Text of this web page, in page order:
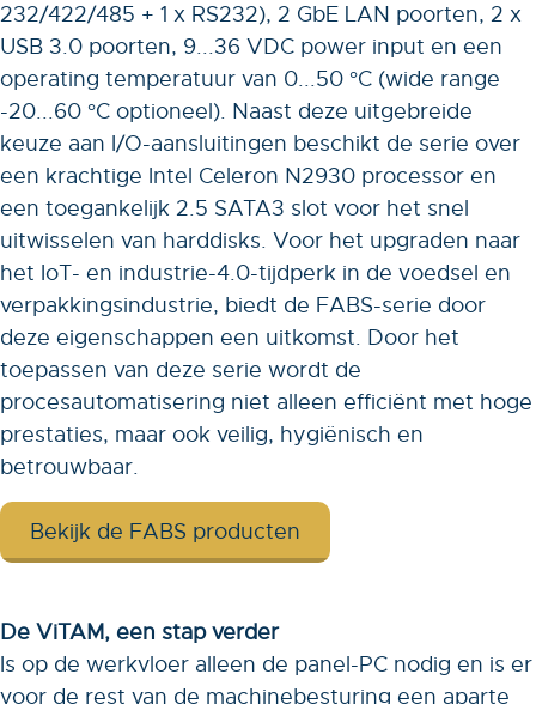
232/422/485 + 1 x RS232), 2 GbE LAN poorten, 2 x
USB 3.0 poorten, 9...36 VDC power input en een
operating temperatuur van 0...50 °C (wide range
-20...60 °C optioneel). Naast deze uitgebreide
keuze aan I/O-aansluitingen beschikt de serie over
een krachtige Intel Celeron N2930 processor en
een toegankelijk 2.5 SATA3 slot voor het snel
uitwisselen van harddisks. Voor het upgraden naar
het IoT- en industrie-4.0-tijdperk in de voedsel en
verpakkingsindustrie, biedt de FABS-serie door
deze eigenschappen een uitkomst. Door het
toepassen van deze serie wordt de
procesautomatisering niet alleen efficiënt met hoge
prestaties, maar ook veilig, hygiënisch en
betrouwbaar.
Bekijk de FABS producten
De ViTAM, een stap verder
Is op de werkvloer alleen de panel-PC nodig en is er
voor de rest van de machinebesturing een aparte